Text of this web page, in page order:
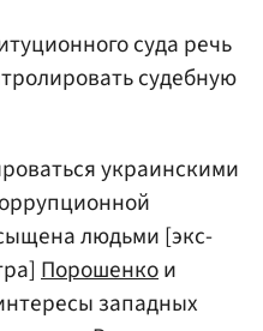
суда речь
судебную
украинскими
людьми [экс-
Порошенкои
западных